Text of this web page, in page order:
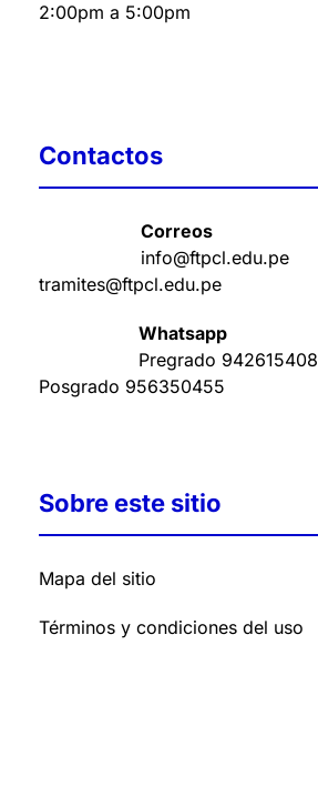
2:00pm a 5:00pm
Contactos
Correos
info@ftpcl.edu.pe
tramites@ftpcl.edu.pe
Whatsapp
Pregrado 942615408
Posgrado 956350455
Sobre este sitio
Mapa del sitio
Términos y condiciones del uso